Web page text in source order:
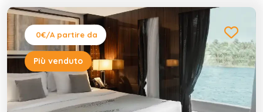
0€/A partire da
Più venduto